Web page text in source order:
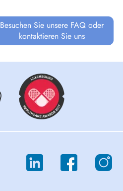
Besuchen Sie unsere FAQ oder
kontaktieren Sie uns